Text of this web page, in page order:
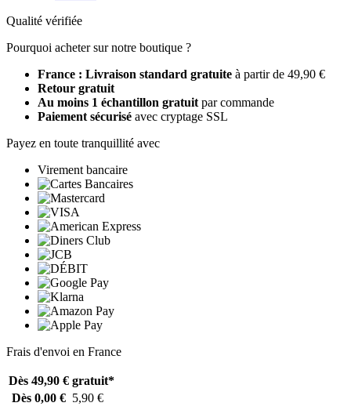
Qualité vérifiée
Pourquoi acheter sur notre boutique ?
France : Livraison standard gratuite à partir de 49,90 €
Retour gratuit
Au moins 1 échantillon gratuit par commande
Paiement sécurisé avec cryptage SSL
Payez en toute tranquillité avec
Virement bancaire
Frais d'envoi en France
Dès 49,90 € gratuit*
Dès 0,00 € 5,90 €